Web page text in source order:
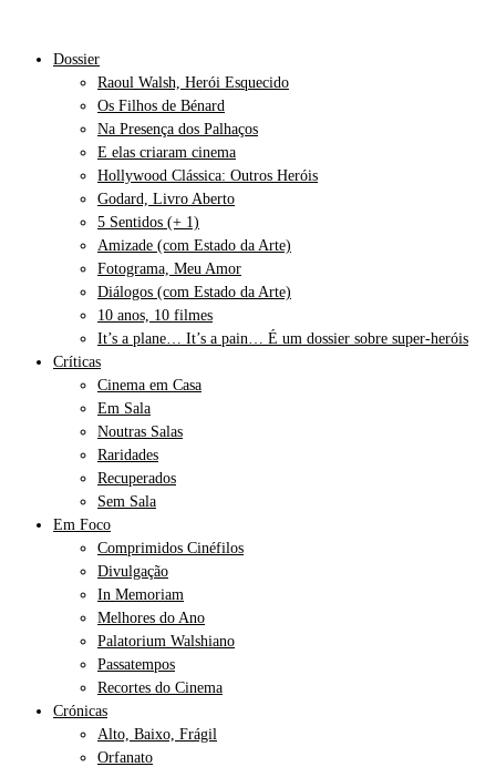
Dossier
Raoul Walsh, Herói Esquecido
Os Filhos de Bénard
Na Presença dos Palhaços
E elas criaram cinema
Hollywood Clássica: Outros Heróis
Godard, Livro Aberto
5 Sentidos (+ 1)
Amizade (com Estado da Arte)
Fotograma, Meu Amor
Diálogos (com Estado da Arte)
10 anos, 10 filmes
It’s a plane… It’s a pain… É um dossier sobre super-heróis
Críticas
Cinema em Casa
Em Sala
Noutras Salas
Raridades
Recuperados
Sem Sala
Em Foco
Comprimidos Cinéfilos
Divulgação
In Memoriam
Melhores do Ano
Palatorium Walshiano
Passatempos
Recortes do Cinema
Crónicas
Alto, Baixo, Frágil
Orfanato